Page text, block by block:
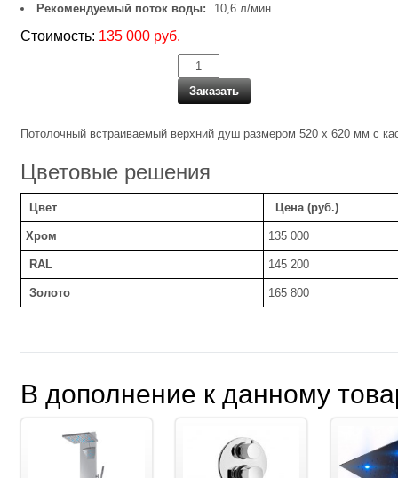
Рекомендуемый поток воды:
10,6 л/мин
Стоимость: 135 000 руб.
Заказать
Потолочный встраиваемый верхний душ размером 520 х 620 мм с
Цветовые решения
Цвет Цена (руб.)
Хром 135 000
RAL 145 200
Золото 165 800
В дополнение к данному